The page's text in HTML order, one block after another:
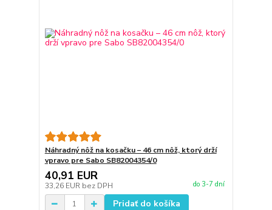
Náhradný nôž na kosačku – 46 cm nôž, ktorý drží
vpravo pre Sabo SB82004354/0
40,91 EUR
33,26 EUR bez DPH do 3-7 dní
Pridať do košíka